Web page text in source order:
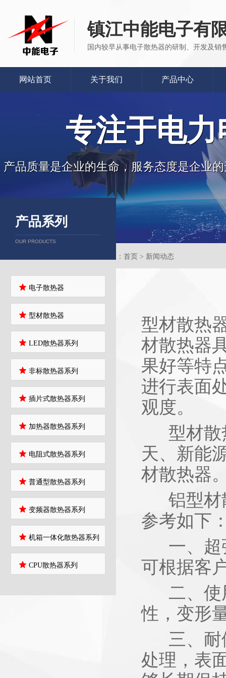
镇江中能电子有
国内较早从事电子散热器的研制、开发及销
网站首页 关于我们 产品中心
专注于电
产品质量是企业的生命，服务态度是企业
当前位置：首页 > 新闻动态
产品系列
OUR PRODUCTS
电子散热器
型材散热器
LED散热器系列
非标散热器系列
插片式散热器系列
加热器散热器系列
电阻式散热器系列
普通型散热器系列
变频器散热器系列
机箱一体化散热器系列
CPU散热器系列
型材散热
材散热器
果好等特
进行表面
观度。
型材散
天、新能
材散热器
铝型材
参考如下
一、超
可根据客
二、使
性，变形
三、耐
处理，表